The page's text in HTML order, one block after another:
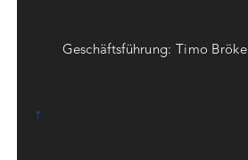
Geschäftsführung: Timo
↑